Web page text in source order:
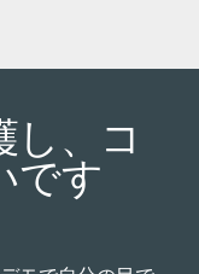
し、コ
です